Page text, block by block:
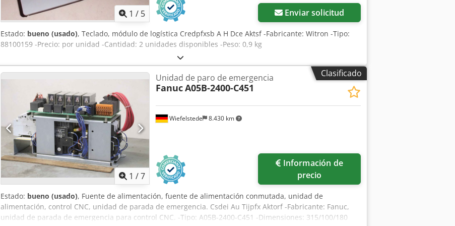
1 / 5 Enviar solicitud
Estado: bueno (usado), Teclado, módulo de logística Credpfxsb A H Dce Aktsf -Fabricante: Witron -Tipo:
88100159 -Precio: por unidad -Cantidad: 2 unidades disponibles -Peso: 0,9 kg
Clasificado
1 /7
Wiefelstede 8.430 km
Unidad de paro de emergencia
FanucA05B-2400-C451
precio
Estado: bueno (usado), Fuente de alimentación, fuente de alimentación conmutada, unidad de
alimentación, control CNC, unidad de parada de emergencia. Csdei Au Tijpfx Aktorf -Fabricante: Fanuc,
unidad de parada de emergencia para control CNC. -Tipo: A05B-2400-C451 -Dimensiones: 315/100/180